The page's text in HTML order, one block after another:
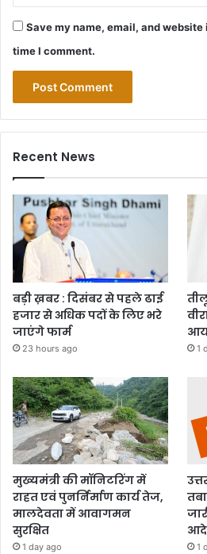
Save my name, email, and
time I comment.
Recent News
बड़ी ख़बर : दिसंबर से पहले ढाई
हजार से अधिक पदों के लिए भरे
जाएंगे फार्म
23 hours ago 1
मुख्यमंत्री की मॉनिटरिंग में
राहत एवं पुनर्निर्माण कार्य तेज,
मालदेवता में आवागमन
सुरक्षित
1 day ago 1